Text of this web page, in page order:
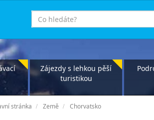
co
hledáte
Zájezdy s lehkou pěší
turistikou
stránka Země Chorvatsko